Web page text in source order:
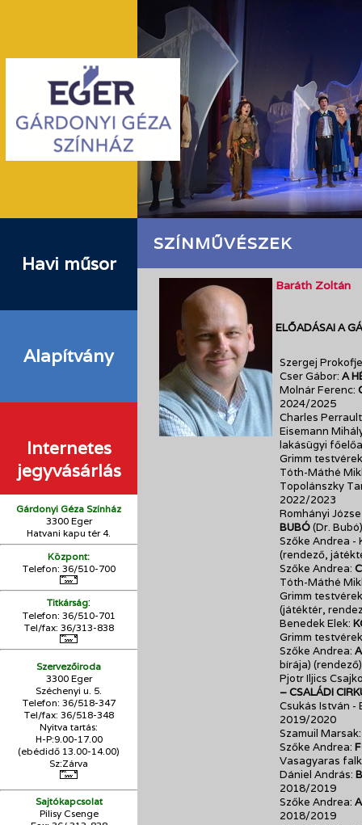
Havi műsor
Alapítvány
Internetes
jegyvásárlás
Gárdonyi Géza Színház
3300 Eger
Hatvani kapu tér 4.
Központ:
Telefon: 36/510-700
Titkárság:
Telefon: 36/510-701
Tel/fax: 36/313-838
Szervezőiroda
3300 Eger
Széchenyi u. 5.
Telefon: 36/518-347
Tel/fax: 36/518-348
Nyitva tartás:
H-P:9.00-17.00
(ebédidő 13.00-14.00)
Sz:Zárva
Sajtókapcsolat
Pilisy Csenge
SZÍNMŰVÉSZEK
Baráth Zoltán
ELŐADÁSAI A
Szergej
Cser Gábor: A
Molnár Ferenc:
2024/2025
Charles
Eisemann
lakásügyi
Grimm
Tóth-Máthé
Topolánszky
2022/2023
Romhányi
BUBÓ(Dr.
Szőke Andrea -
(rendező,
Szőke Andrea:
Tóth-Máthé
Grimm
(játéktér,
Benedek Elek:
Grimm
Szőke Andrea:
bírája)
Pjotr Iljics
– CSALÁDI
Csukás István -
2019/2020
Szamuil
Szőke Andrea:
Vasagyaras
Dániel András:
2018/2019
Szőke Andrea:
2018/2019